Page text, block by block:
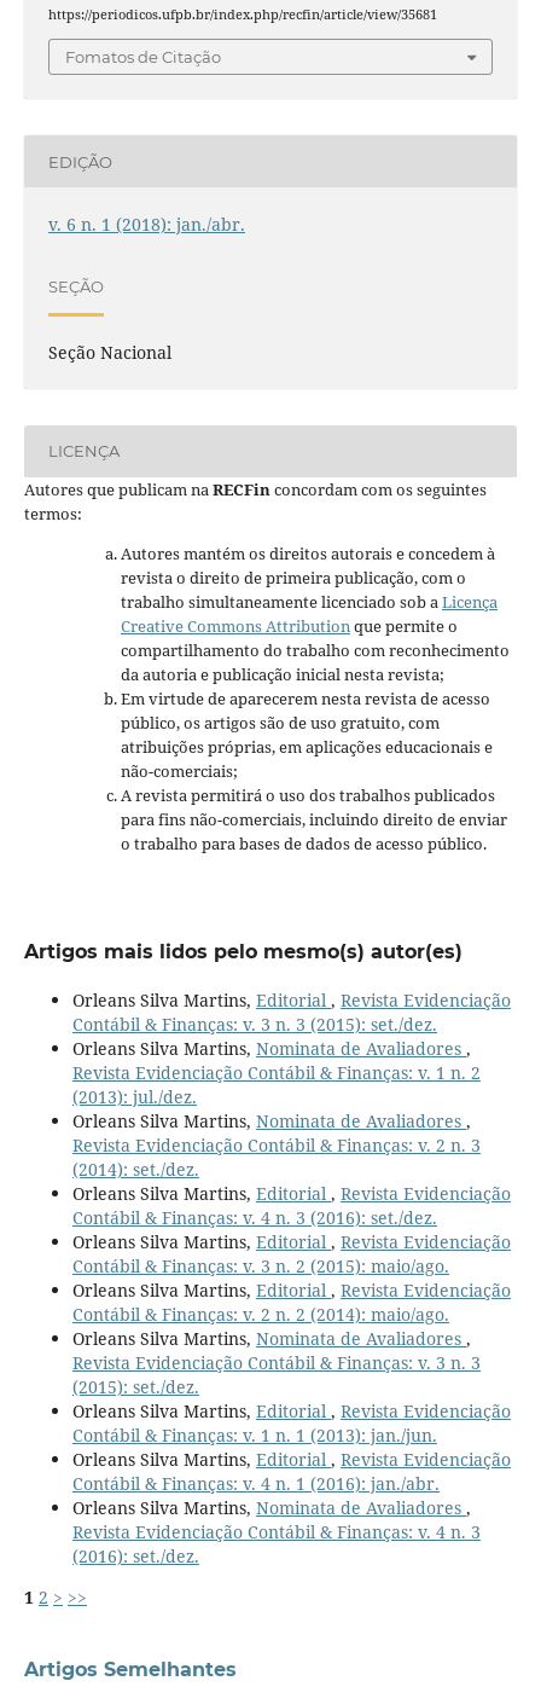
https://periodicos.ufpb.br/index.php/recfin/article/view/35681
Fomatos de Citação
EDIÇÃO
v. 6 n. 1 (2018): jan./abr.
SEÇÃO
Seção Nacional
LICENÇA
Autores que publicam na RECFin concordam com os seguintes
termos:
Autores mantém os direitos autorais e concedem à
revista o direito de primeira publicação, com o
trabalho simultaneamente licenciado sob a Licença
Creative Commons Attribution que permite o
compartilhamento do trabalho com reconhecimento
da autoria e publicação inicial nesta revista;
Em virtude de aparecerem nesta revista de acesso
público, os artigos são de uso gratuito, com
atribuições próprias, em aplicações educacionais e
não-comerciais;
A revista permitirá o uso dos trabalhos publicados
para fins não-comerciais, incluindo direito de enviar
o trabalho para bases de dados de acesso público.
Artigos mais lidos pelo mesmo(s) autor(es)
Orleans Silva Martins, Editorial , Revista Evidenciação
Contábil & Finanças: v. 3 n. 3 (2015): set./dez.
Orleans Silva Martins, Nominata de Avaliadores ,
Revista Evidenciação Contábil & Finanças: v. 1 n. 2
(2013): jul./dez.
Orleans Silva Martins, Nominata de Avaliadores ,
Revista Evidenciação Contábil & Finanças: v. 2 n. 3
(2014): set./dez.
Orleans Silva Martins, Editorial , Revista Evidenciação
Contábil & Finanças: v. 4 n. 3 (2016): set./dez.
Orleans Silva Martins, Editorial , Revista Evidenciação
Contábil & Finanças: v. 3 n. 2 (2015): maio/ago.
Orleans Silva Martins, Editorial , Revista Evidenciação
Contábil & Finanças: v. 2 n. 2 (2014): maio/ago.
Orleans Silva Martins, Nominata de Avaliadores ,
Revista Evidenciação Contábil & Finanças: v. 3 n. 3
(2015): set./dez.
Orleans Silva Martins, Editorial , Revista Evidenciação
Contábil & Finanças: v. 1 n. 1 (2013): jan./jun.
Orleans Silva Martins, Editorial , Revista Evidenciação
Contábil & Finanças: v. 4 n. 1 (2016): jan./abr.
Orleans Silva Martins, Nominata de Avaliadores ,
Revista Evidenciação Contábil & Finanças: v. 4 n. 3
(2016): set./dez.
1 2 > >>
Artigos Semelhantes